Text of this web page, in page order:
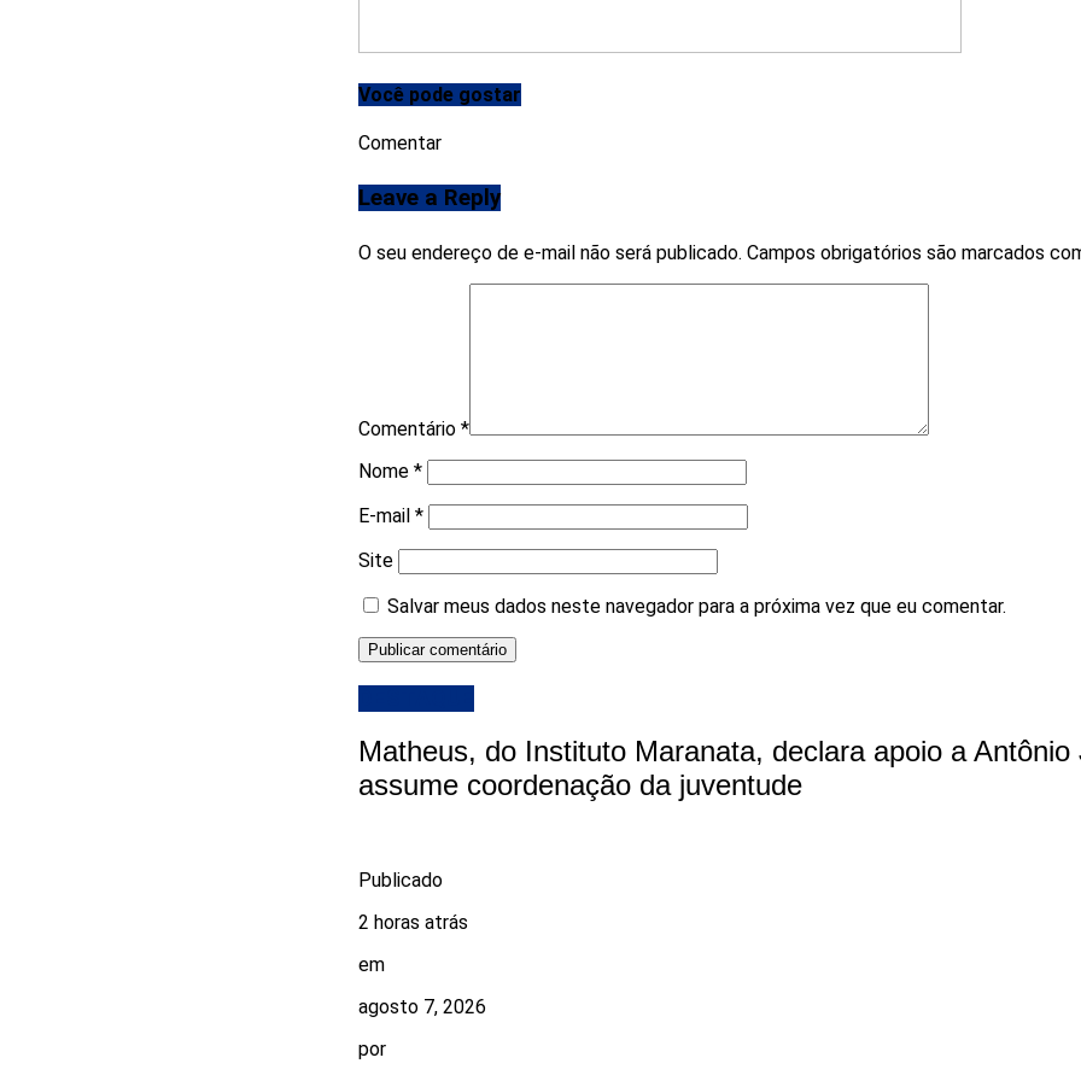
Você pode gostar
Comentar
Leave a Reply
O seu endereço de e-mail não será publicado. Campos obrigatórios são marcados
Comentário *
Nome *
E-mail *
Site
Salvar meus dados neste navegador para a próxima vez que eu comentar.
Matheus, do Instituto Maranata, declara apoio a Antônio
assume coordenação da juventude
Publicado
2 horas atrás
em
agosto 7, 2026
por